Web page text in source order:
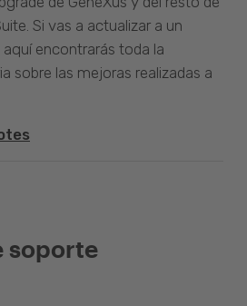
Si vas a actualizar a un
encontrarás toda la
sobre las mejoras realizadas a
soporte